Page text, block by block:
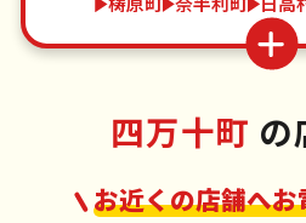
四万十町 の
お近くの店舗へ